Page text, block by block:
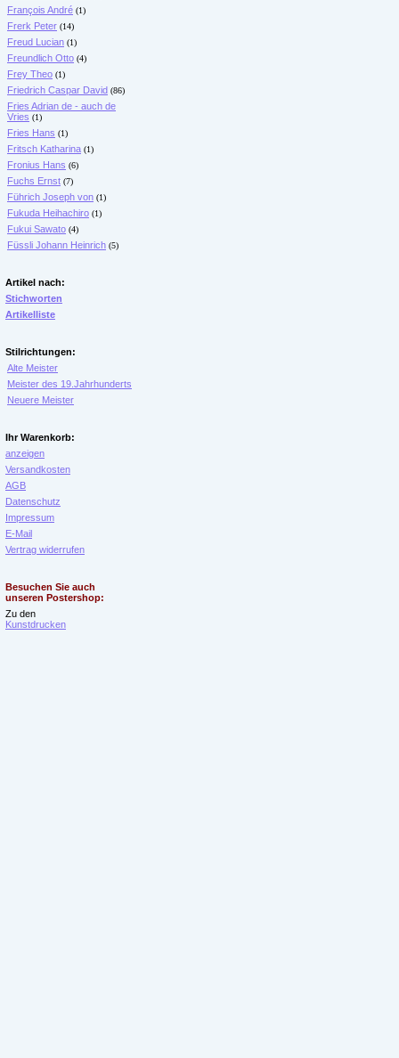
François André (1)
Frerk Peter (14)
Freud Lucian (1)
Freundlich Otto (4)
Frey Theo (1)
Friedrich Caspar David (86)
Fries Adrian de - auch de
Vries (1)
Fries Hans (1)
Fritsch Katharina (1)
Fronius Hans (6)
Fuchs Ernst (7)
Führich Joseph von (1)
Fukuda Heihachiro (1)
Fukui Sawato (4)
Füssli Johann Heinrich (5)
Artikel nach:
Stichworten
Artikelliste
Stilrichtungen:
Alte Meister
Meister des 19.Jahrhunderts
Neuere Meister
Ihr Warenkorb:
anzeigen
Versandkosten
AGB
Datenschutz
Impressum
E-Mail
Vertrag widerrufen
Besuchen Sie auch
unseren Postershop:
Zu den
Kunstdrucken